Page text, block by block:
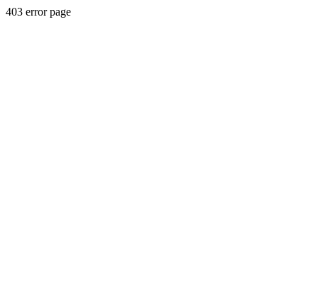
403 error page